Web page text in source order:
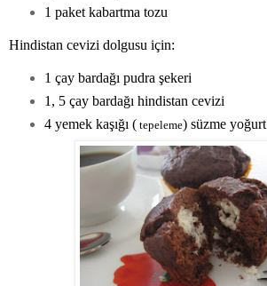
1 paket kabartma tozu
Hindistan cevizi dolgusu için:
1 çay bardağı pudra şekeri
1, 5 çay bardağı hindistan cevizi
4 yemek kaşığı (tepeleme) süzme yoğurt